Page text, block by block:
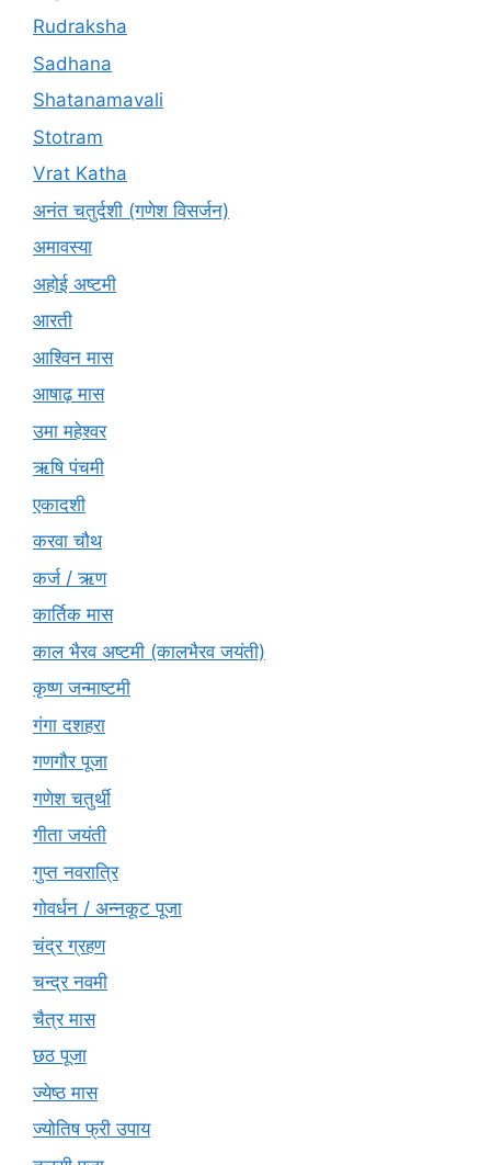
Rudraksha
Sadhana
Shatanamavali
Stotram
Vrat Katha
अनंत चतुर्दशी (गणेश विसर्जन)
अमावस्या
अहोई अष्टमी
आरती
आश्विन मास
आषाढ़ मास
उमा महेश्वर
ऋषि पंचमी
एकादशी
करवा चौथ
कर्ज / ऋण
कार्तिक मास
काल भैरव अष्टमी (कालभैरव जयंती)
कृष्ण जन्माष्टमी
गंगा दशहरा
गणगौर पूजा
गणेश चतुर्थी
गीता जयंती
गुप्त नवरात्रि
गोवर्धन / अन्नकूट पूजा
चंद्र ग्रहण
चन्द्र नवमी
चैत्र मास
छठ पूजा
ज्येष्ठ मास
ज्योतिष फ्री उपाय